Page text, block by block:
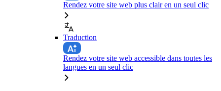
Rendez votre site web plus clair en un seul clic
Traduction
Rendez votre site web accessible dans toutes les
langues en un seul clic